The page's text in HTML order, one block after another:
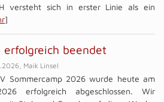
versteht sich in erster Linie als ein
]
erfolgreich beendet
Maik Linsel
Sommercamp 2026 wurde heute am
erfolgreich abgeschlossen. Wir